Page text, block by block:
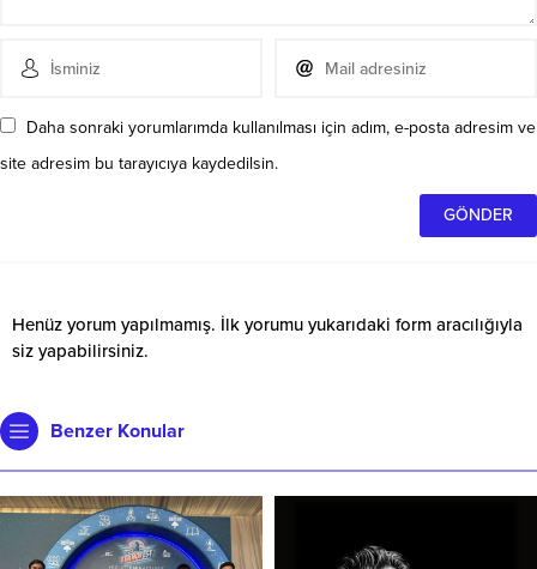
Daha sonraki yorumlarımda kullanılması için adım, e-posta adresim ve
site adresim bu tarayıcıya kaydedilsin.
Henüz yorum yapılmamış. İlk yorumu yukarıdaki form aracılığıyla
siz yapabilirsiniz.
Benzer Konular